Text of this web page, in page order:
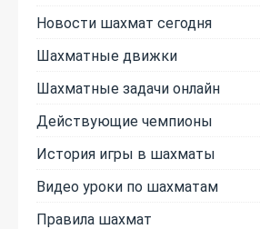
Новости шахмат сегодня
Шахматные движки
Шахматные задачи онлайн
Действующие чемпионы
История игры в шахматы
Видео уроки по шахматам
Правила шахмат